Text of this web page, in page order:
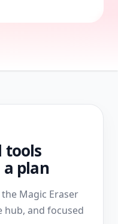
tools
a plan
Magic Eraser
hub, and focused